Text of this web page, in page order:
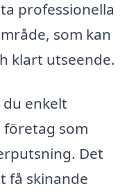
professionella
som kan
klart utseende.
enkelt
som
Det
få skinande